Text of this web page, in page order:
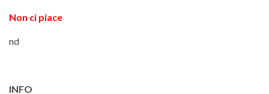
Non ci piace
nd
INFO